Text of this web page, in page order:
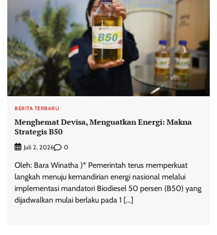
BERITA TERBARU
Menghemat Devisa, Menguatkan Energi: Makna
Strategis B50
Juli 2, 2026 0
Oleh: Bara Winatha )* Pemerintah terus memperkuat
langkah menuju kemandirian energi nasional melalui
implementasi mandatori Biodiesel 50 persen (B50) yang
dijadwalkan mulai berlaku pada 1 […]